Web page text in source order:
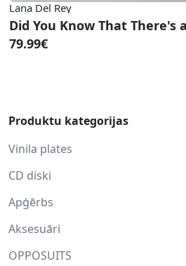
Lana Del Rey
79.99€
Produktu kategorijas
Vinila plates
CD diski
Apģērbs
Aksesuāri
OPPOSUITS